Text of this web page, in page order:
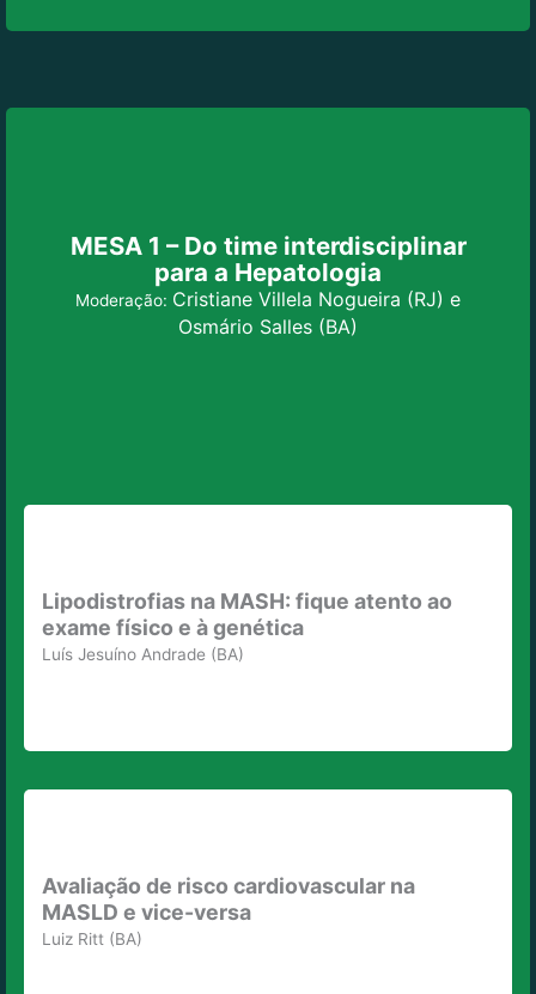
MESA 1 – Do time interdisciplinar
para a Hepatologia
Moderação: Cristiane Villela Nogueira (RJ) e
Osmário Salles (BA)
Lipodistrofias na MASH: fique atento ao
exame físico e à genética
Luís Jesuíno Andrade (BA)
Avaliação de risco cardiovascular na
MASLD e vice-versa
Luiz Ritt (BA)